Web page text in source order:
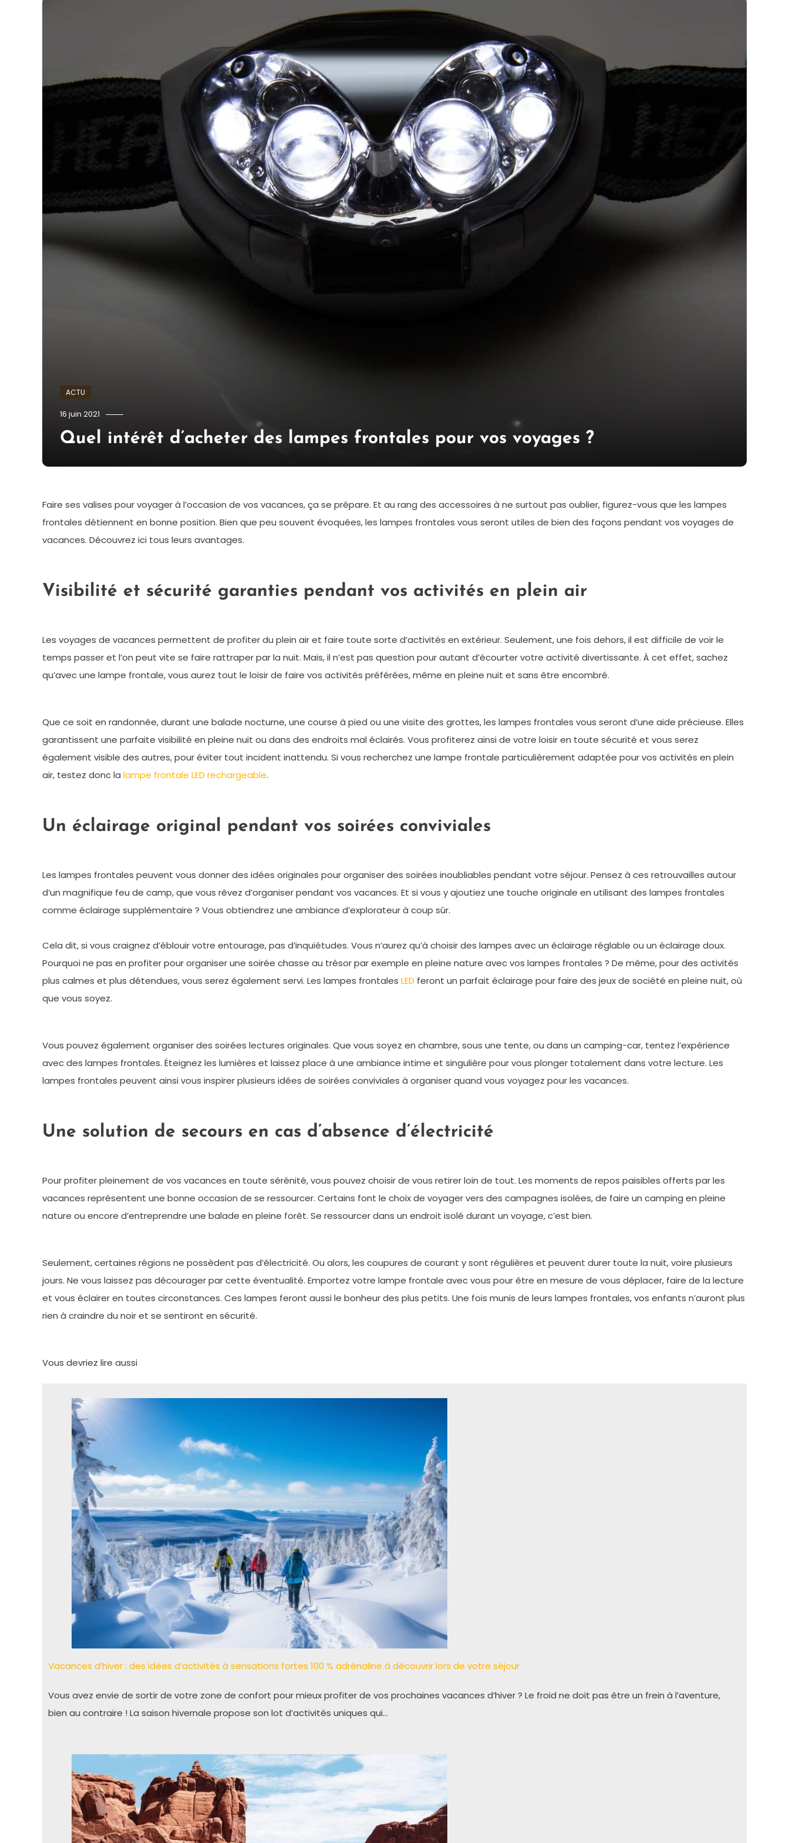
ACTU
16 juin 2021
Quel intérêt d’acheter des lampes frontales pour vos voyages ?
Faire ses valises pour voyager à l’occasion de vos vacances, ça se prépare. Et au rang des accessoires à ne surtout pas oublier, figurez-vous que les lampes
frontales détiennent en bonne position. Bien que peu souvent évoquées, les lampes frontales vous seront utiles de bien des façons pendant vos voyages de
vacances. Découvrez ici tous leurs avantages.
Visibilité et sécurité garanties pendant vos activités en plein air
Les voyages de vacances permettent de profiter du plein air et faire toute sorte d’activités en extérieur. Seulement, une fois dehors, il est difficile de voir le
temps passer et l’on peut vite se faire rattraper par la nuit. Mais, il n’est pas question pour autant d’écourter votre activité divertissante. À cet effet, sachez
qu’avec une lampe frontale, vous aurez tout le loisir de faire vos activités préférées, même en pleine nuit et sans être encombré.
Que ce soit en randonnée, durant une balade nocturne, une course à pied ou une visite des grottes, les lampes frontales vous seront d’une aide précieuse. Elles
garantissent une parfaite visibilité en pleine nuit ou dans des endroits mal éclairés. Vous profiterez ainsi de votre loisir en toute sécurité et vous serez
également visible des autres, pour éviter tout incident inattendu. Si vous recherchez une lampe frontale particulièrement adaptée pour vos activités en plein
air, testez donc la lampe frontale LED rechargeable.
Un éclairage original pendant vos soirées conviviales
Les lampes frontales peuvent vous donner des idées originales pour organiser des soirées inoubliables pendant votre séjour. Pensez à ces retrouvailles autour
d’un magnifique feu de camp, que vous rêvez d’organiser pendant vos vacances. Et si vous y ajoutiez une touche originale en utilisant des lampes frontales
comme éclairage supplémentaire ? Vous obtiendrez une ambiance d’explorateur à coup sûr.
Cela dit, si vous craignez d’éblouir votre entourage, pas d’inquiétudes. Vous n’aurez qu’à choisir des lampes avec un éclairage réglable ou un éclairage doux.
Pourquoi ne pas en profiter pour organiser une soirée chasse au trésor par exemple en pleine nature avec vos lampes frontales ? De même, pour des activités
plus calmes et plus détendues, vous serez également servi. Les lampes frontales LED feront un parfait éclairage pour faire des jeux de société en pleine nuit, où
que vous soyez.
Vous pouvez également organiser des soirées lectures originales. Que vous soyez en chambre, sous une tente, ou dans un camping-car, tentez l’expérience
avec des lampes frontales. Éteignez les lumières et laissez place à une ambiance intime et singulière pour vous plonger totalement dans votre lecture. Les
lampes frontales peuvent ainsi vous inspirer plusieurs idées de soirées conviviales à organiser quand vous voyagez pour les vacances.
Une solution de secours en cas d’absence d’électricité
Pour profiter pleinement de vos vacances en toute sérénité, vous pouvez choisir de vous retirer loin de tout. Les moments de repos paisibles offerts par les
vacances représentent une bonne occasion de se ressourcer. Certains font le choix de voyager vers des campagnes isolées, de faire un camping en pleine
nature ou encore d’entreprendre une balade en pleine forêt. Se ressourcer dans un endroit isolé durant un voyage, c’est bien.
Seulement, certaines régions ne possèdent pas d’électricité. Ou alors, les coupures de courant y sont régulières et peuvent durer toute la nuit, voire plusieurs
jours. Ne vous laissez pas décourager par cette éventualité. Emportez votre lampe frontale avec vous pour être en mesure de vous déplacer, faire de la lecture
et vous éclairer en toutes circonstances. Ces lampes feront aussi le bonheur des plus petits. Une fois munis de leurs lampes frontales, vos enfants n’auront plus
rien à craindre du noir et se sentiront en sécurité.
Vous devriez lire aussi
Vacances d’hiver : des idées d’activités à sensations fortes 100 % adrénaline à découvrir lors de votre séjour
Vous avez envie de sortir de votre zone de confort pour mieux profiter de vos prochaines vacances d’hiver ? Le froid ne doit pas être un frein à l’aventure,
bien au contraire ! La saison hivernale propose son lot d’activités uniques qui…